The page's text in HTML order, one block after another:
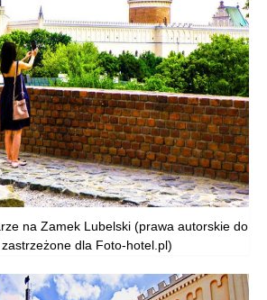
na Zamek Lubelski (prawa autorskie do
dla Foto-hotel.pl)